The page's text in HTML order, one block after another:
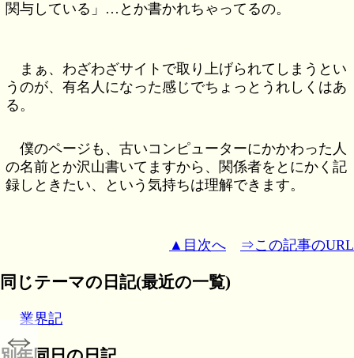
関与している」…とか書かれちゃってるの。
まぁ、わざわざサイトで取り上げられてしまうとい
うのが、有名人になった感じでちょっとうれしくはあ
る。
僕のページも、古いコンピューターにかかわった人
の名前とか沢山書いてますから、関係者をとにかく記
録しときたい、という気持ちは理解できます。
▲目次へ ⇒この記事のURL
同じテーマの日記(最近の一覧)
業界記
⇔